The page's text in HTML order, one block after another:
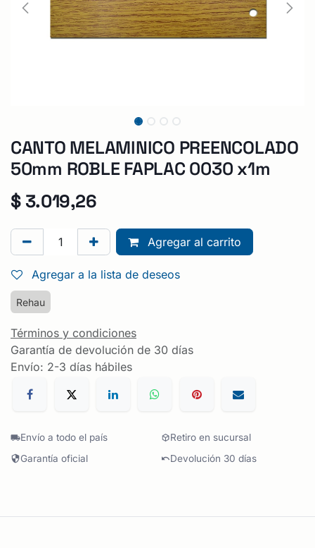
CANTO MELAMINICO PREENCOLADO
50mm ROBLE FAPLAC 0030 x1m
$3.019,26
Agregar al carrito
Agregar a la lista de deseos
Rehau
Términos y condiciones
Garantía de devolución de 30 días
Envío: 2-3 días hábiles
Envío a todo el país
Retiro en sucursal
Garantía oficial
Devolución 30 días